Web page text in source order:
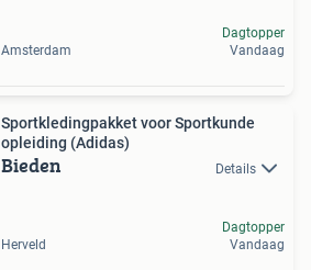
Amsterdam
Dagtopper
Vandaag
Sportkledingpakket voor Sportkunde
opleiding (Adidas)
Bieden Details
Herveld
Dagtopper
Vandaag